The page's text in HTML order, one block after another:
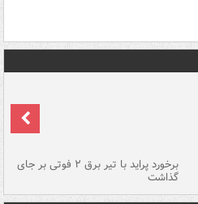
برخورد پراید با تیر برق ۲ فوتی بر جای
گذاشت